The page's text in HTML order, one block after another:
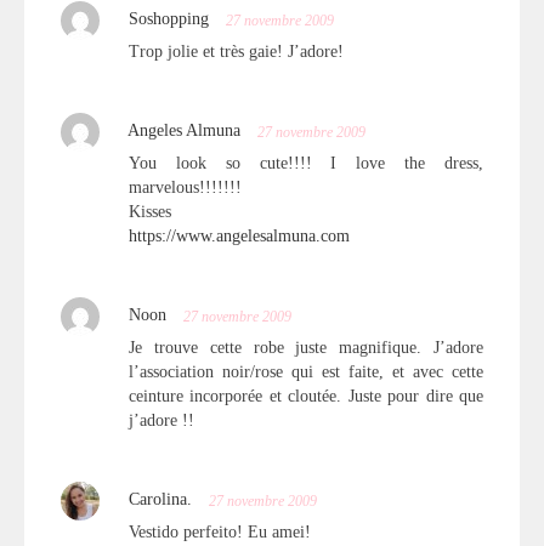
Soshopping 27 novembre 2009
Trop jolie et très gaie! J’adore!
Angeles Almuna 27 novembre 2009
You look so cute!!!! I love the dress,
marvelous!!!!!!!
Kisses
https://www.angelesalmuna.com
Noon 27 novembre 2009
Je trouve cette robe juste magnifique. J’adore
l’association noir/rose qui est faite, et avec cette
ceinture incorporée et cloutée. Juste pour dire que
j’adore !!
Carolina. 27 novembre 2009
Vestido perfeito! Eu amei!